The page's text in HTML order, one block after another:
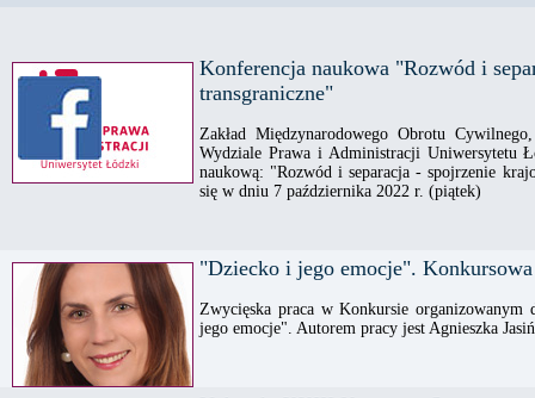
Konferencja naukowa "Rozwód i
transgraniczne"
Zakład Międzynarodowego Obrotu
Wydziale Prawa i Administracji Uniwersytetu
naukową: "Rozwód i separacja - spojrzenie
się w dniu 7 października 2022 r. (piątek)
"Dziecko i jego emocje".
Zwycięska praca w Konkursie
jego emocje". Autorem pracy jest Agnieszka